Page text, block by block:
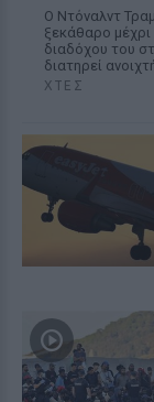
Ο Ντόναλντ
ξεκάθαρο
διαδόχου του
διατηρεί
ΧΤΕΣ